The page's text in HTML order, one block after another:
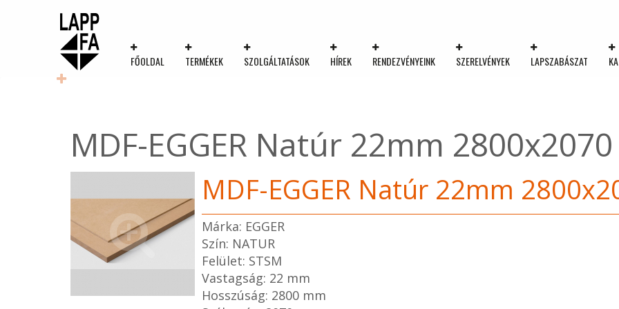
FŐOLDAL TERMÉKEK SZOLGÁLTATÁSOK HÍREK RENDEZVÉNYEINK SZERELVÉNYEK LAPSZABÁSZAT
MDF-EGGER Natúr 22mm 2800x2070
MDF-EGGER Natúr 22mm
Márka: EGGER
Szín: NATUR
Felület: STSM
Vastagság: 22 mm
Hosszúság: 2800 mm